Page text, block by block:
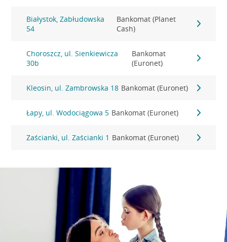
Białystok, Zabłudowska
54
Bankomat (Planet
Cash)
Choroszcz, ul. Sienkiewicza
30b
Bankomat
(Euronet)
Kleosin, ul. Zambrowska 18 Bankomat (Euronet)
Łapy, ul. Wodociągowa 5 Bankomat (Euronet)
Zaścianki, ul. Zaścianki 1 Bankomat (Euronet)